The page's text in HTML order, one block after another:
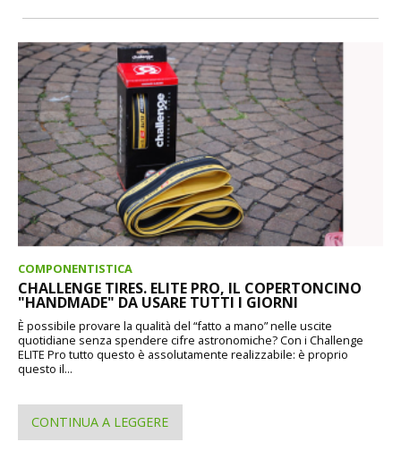
COMPONENTISTICA
CHALLENGE TIRES. ELITE PRO, IL COPERTONCINO
"HANDMADE" DA USARE TUTTI I GIORNI
È possibile provare la qualità del “fatto a mano” nelle uscite
quotidiane senza spendere cifre astronomiche? Con i Challenge
ELITE Pro tutto questo è assolutamente realizzabile: è proprio
questo il...
CONTINUA A LEGGERE